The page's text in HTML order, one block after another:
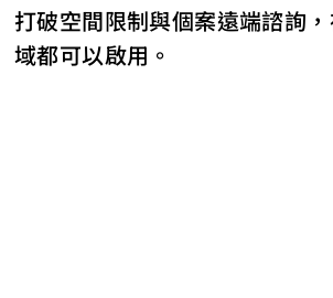
打破空間限制與個案遠端諮詢
域都可以啟用。